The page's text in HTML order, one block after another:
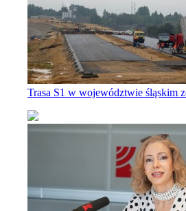
Trasa S1 w województwie śląskim